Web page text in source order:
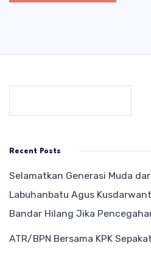
Recent Posts
Selamatkan Generasi Muda
Labuhanbatu Agus
Bandar Hilang Jika
ATR/BPN Bersama KPK